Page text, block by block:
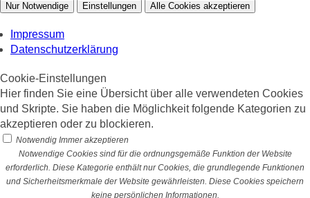
Nur Notwendige Einstellungen Alle Cookies akzeptieren
Impressum
Datenschutzerklärung
Cookie-Einstellungen
Hier finden Sie eine Übersicht über alle verwendeten Cookies
und Skripte. Sie haben die Möglichkeit folgende Kategorien zu
akzeptieren oder zu blockieren.
Notwendig Immer akzeptieren
Notwendige Cookies sind für die ordnungsgemäße Funktion der Website
erforderlich. Diese Kategorie enthält nur Cookies, die grundlegende Funktionen
und Sicherheitsmerkmale der Website gewährleisten. Diese Cookies speichern
keine persönlichen Informationen.